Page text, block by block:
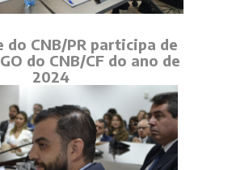
do CNB/PR participa de
do CNB/CF do ano de
2024